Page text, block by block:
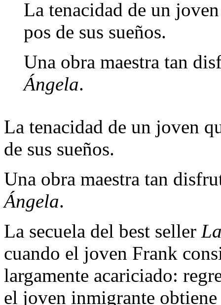
La tenacidad de un
pos de sus sueños.
Una obra maestra tan
Ángela.
La tenacidad de un joven
de sus sueños.
Una obra maestra tan
Ángela.
La secuela del best seller
cuando el joven Frank
largamente acariciado:
el joven inmigrante